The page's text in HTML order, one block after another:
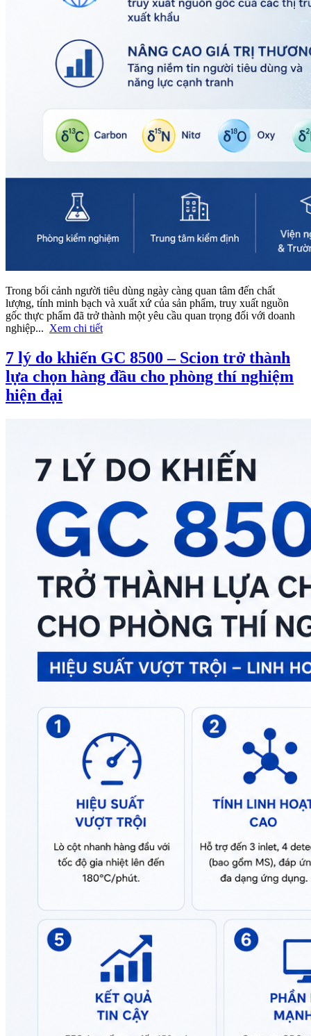
Trong bối cảnh người tiêu dùng ngày càng quan tâm đến chất
lượng, tính minh bạch và xuất xứ của sản phẩm, truy xuất nguồn
gốc thực phẩm đã trở thành một yêu cầu quan trọng đối với doanh
nghiệp... Xem chi tiết
7 lý do khiến GC 8500 – Scion trở thành
lựa chọn hàng đầu cho phòng thí nghiệm
hiện đại